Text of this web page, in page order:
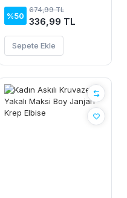
Yanlardan Büzgülü
Kadife Elbise
%50
674,99 TL
336,99 TL
Sepete Ekle